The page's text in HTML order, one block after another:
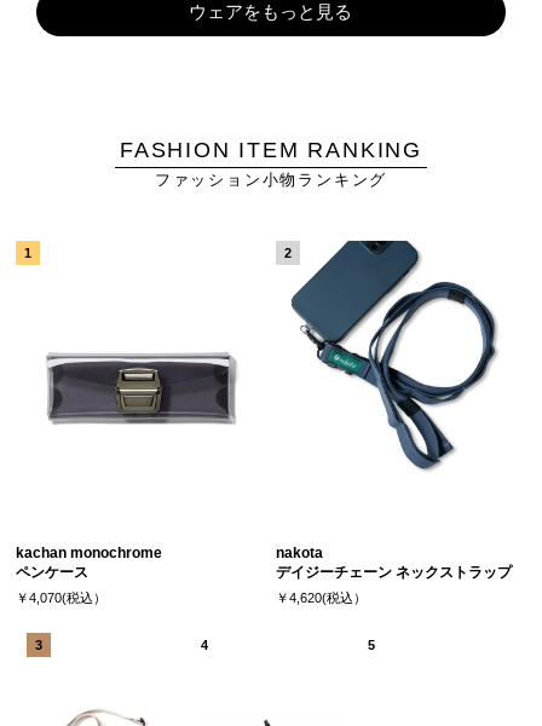
ウェアをもっと見る
FASHION ITEM RANKING
ファッション小物ランキング
kachan monochrome
ペンケース
￥4,070(税込）
nakota
デイジーチェーン ネックストラップ
￥4,620(税込）